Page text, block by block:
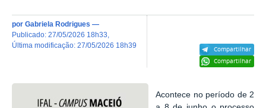
Compartilhar
Compartilhar
por Gabriela Rodrigues —
publicado: 27/05/2026 18h33
última modificação: 27/05/2026 18h39
Acontece no período de 2